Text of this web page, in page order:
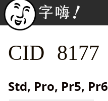
CID 8177
Std, Pro, Pr5, Pr6